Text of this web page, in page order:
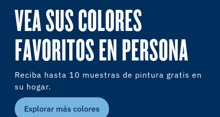
VEA SUS COLORES
FAVORITOS EN PERSONA
Reciba hasta 10 muestras de pintura gratis en
su hogar.
Explorar más colores